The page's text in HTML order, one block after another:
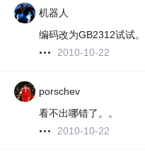
机器人
编码改为GB2312试试。
2010-10-22
porschev
看不出哪错了。。
2010-10-22